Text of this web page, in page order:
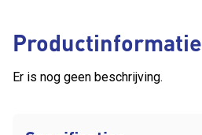
Productinformatie
Er is nog geen beschrijving.